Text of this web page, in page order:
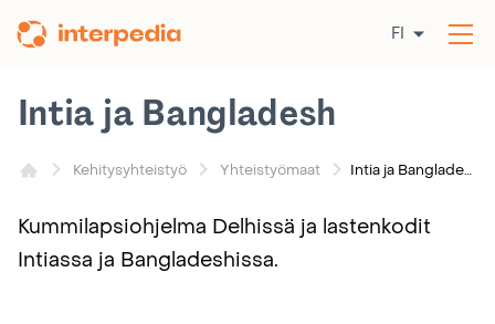
sisältöön
FI
Kehitysyhteistyö Yhteistyömaat Intia ja Bangladesh
Intia ja Bangladesh
Kummilapsiohjelma Delhissä ja lastenkodit
Intiassa ja Bangladeshissa.